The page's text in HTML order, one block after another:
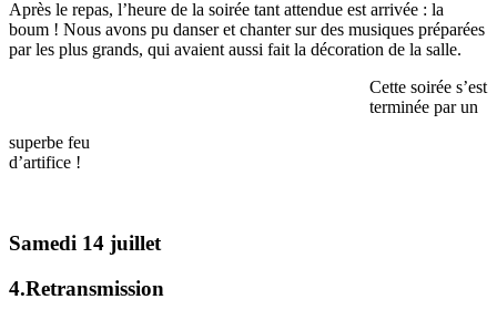
Après le repas, l’heure de la soirée tant attendue est arrivée : la
boum ! Nous avons pu danser et chanter sur des musiques préparées
par les plus grands, qui avaient aussi fait la décoration de la salle.
Cette soirée s’est
terminée par un
superbe feu
d’artifice !
Samedi 14 juillet
4.Retransmission